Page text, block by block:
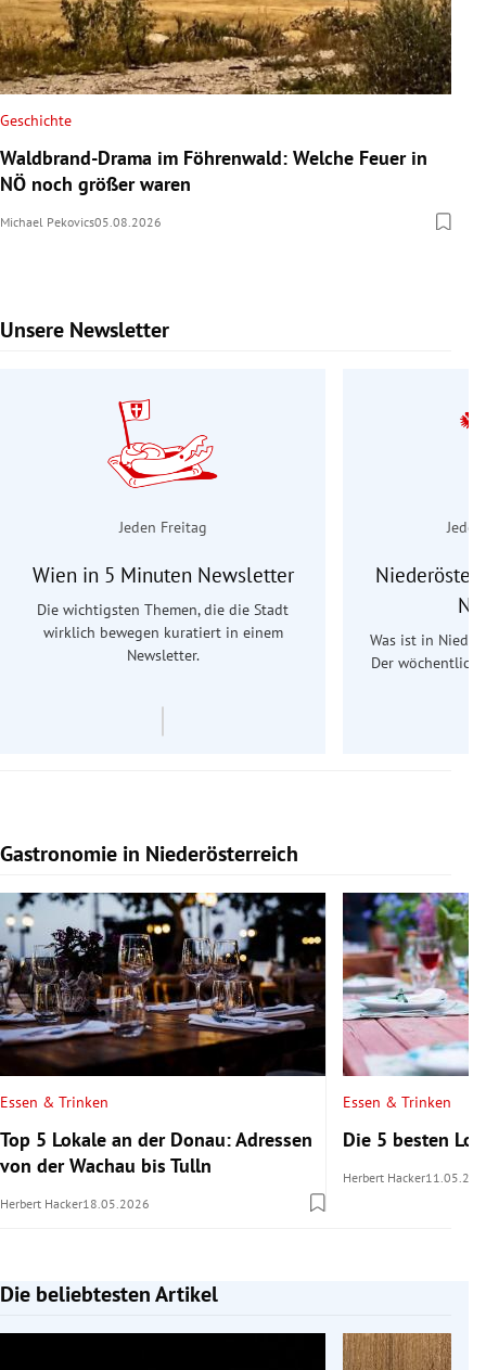
Geschichte
Waldbrand-Drama im Föhrenwald: Welche Feuer in
NÖ noch größer waren
Michael Pekovics05.08.2026
Unsere Newsletter
Slide 1 von 9
Jeden Freitag
Wien in 5 Minuten Newsletter
Die wichtigsten Themen, die die Stadt
wirklich bewegen kuratiert in einem
Newsletter.
Was ist in
Der
Gastronomie in Niederösterreich
Slide 1 von 15
Essen & Trinken
Top 5 Lokale an der Donau: Adressen
von der Wachau bis Tulln
Herbert Hacker18.05.2026
Essen & Trinken
Die 5 besten
Herbert Hacker
Die beliebtesten Artikel
Slide 1 von 7